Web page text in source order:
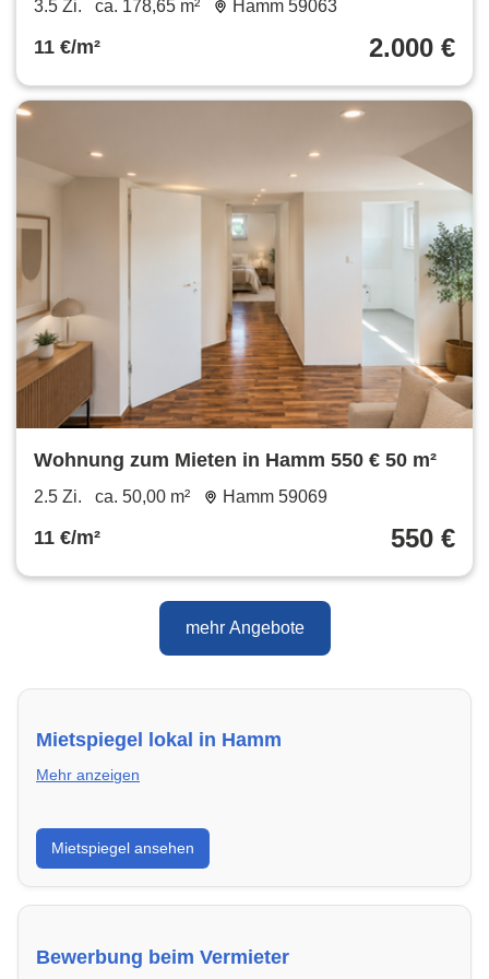
3.5 Zi. ca. 178,65 m² Hamm 59063
11 €/m² 2.000 €
Wohnung zum Mieten in Hamm 550 € 50 m²
2.5 Zi. ca. 50,00 m² Hamm 59069
11 €/m² 550 €
mehr Angebote
Mietspiegel lokal in Hamm
Mehr anzeigen
Erhalte einen Überblick über die aktuellen Mietpreise
regional in Hamm. So weißt du genau, welche Miete
fair ist und wo sich ein Vergleich lohnt.
Mietspiegel ansehen
Bewerbung beim Vermieter